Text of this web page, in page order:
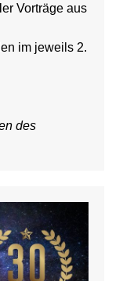
Vorträge aus
im jeweils 2.
des